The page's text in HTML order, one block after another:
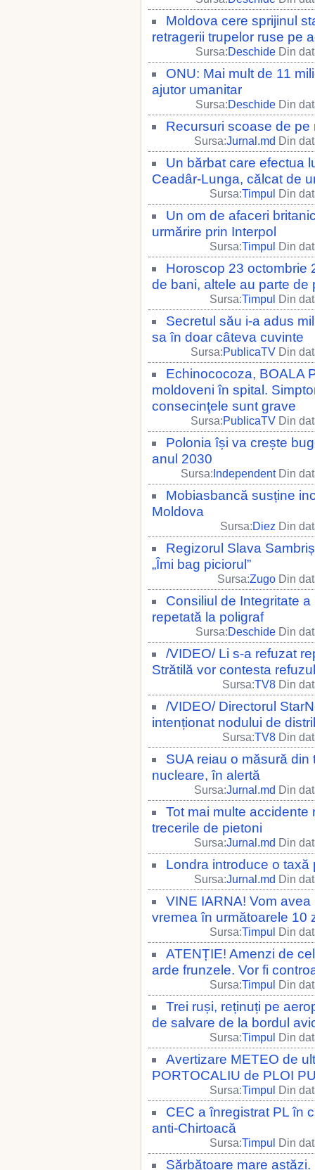
Moldova cere sprijinul
retragerii trupelor ruse pe
Sursa:Deschide Din
ONU: Mai mult de 11
ajutor umanitar
Sursa:Deschide Din
Recursuri scoase de
Sursa:Jurnal.md Din
Un bărbat care efectua
Ceadâr-Lunga, călcat de
Sursa:Timpul Din
Un om de afaceri
urmărire prin Interpol
Sursa:Timpul Din
Horoscop 23 octombrie
de bani, altele au parte de
Sursa:Timpul Din
Secretul său i-a adus
sa în doar câteva cuvinte
Sursa:PublicaTV Din
Echinococoza, BOALA
moldoveni în spital.
consecinţele sunt grave
Sursa:PublicaTV Din
Polonia își va crește
anul 2030
Sursa: IndependentDin
Mobiasbancă susține
Moldova
Sursa:Diez Din
Regizorul Slava
„Îmi bag piciorul”
Sursa:Zugo Din
Consiliul de Integritate
repetată la poligraf
Sursa:Deschide Din
/VIDEO/ Li s-a refuzat
Strătilă vor contesta
Sursa:TV8 Din
/VIDEO/ Directorul
intenționat nodului de
Sursa:TV8 Din
SUA reiau o măsură
nucleare, în alertă
Sursa:Jurnal.md Din
Tot mai multe
trecerile de pietoni
Sursa:Jurnal.md Din
Londra introduce o
Sursa:Jurnal.md Din
VINE IARNA! Vom
vremea în următoarele 10
Sursa:Timpul Din
ATENȚIE! Amenzi de
arde frunzele. Vor fi
Sursa:Timpul Din
Trei ruși, reținuți pe
de salvare de la bordul
Sursa:Timpul Din
Avertizare METEO de
PORTOCALIU de PLOI
Sursa:Timpul Din
CEC a înregistrat PL în
anti-Chirtoacă
Sursa:Timpul Din
Sărbătoare mare